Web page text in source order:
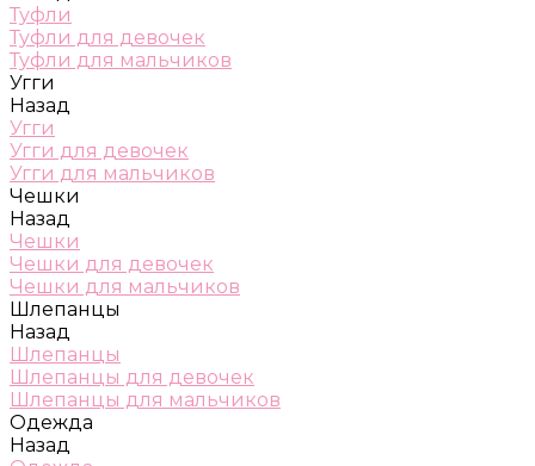
Туфли
Туфли для девочек
Туфли для мальчиков
Угги
Назад
Угги
Угги для девочек
Угги для мальчиков
Чешки
Назад
Чешки
Чешки для девочек
Чешки для мальчиков
Шлепанцы
Назад
Шлепанцы
Шлепанцы для девочек
Шлепанцы для мальчиков
Одежда
Назад